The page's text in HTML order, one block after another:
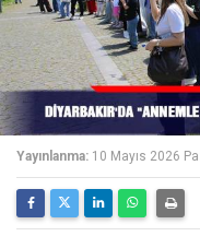
Yayınlanma: 10 Mayıs 2026